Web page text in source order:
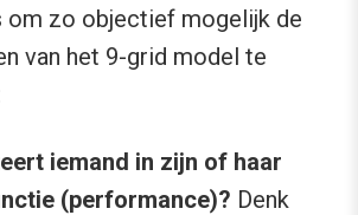
om zo objectief mogelijk de
van het 9-grid model te
iemand in zijn of haar
(performance)? Denk